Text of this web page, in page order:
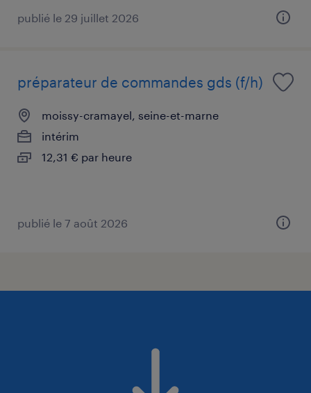
publié le 29 juillet 2026
préparateur de commandes gds (f/h)
moissy-cramayel, seine-et-marne
intérim
12,31 € par heure
publié le 7 août 2026